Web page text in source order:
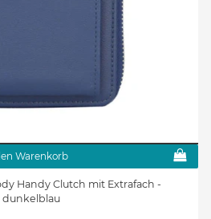
Warenkorb
Handy Clutch mit Extrafach -
dunkelblau